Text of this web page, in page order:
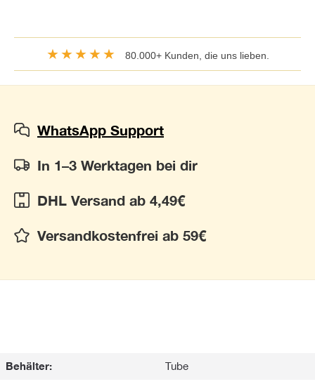
★★★★★ 80.000+ Kunden, die uns lieben.
WhatsApp Support
In 1–3 Werktagen bei dir
DHL Versand ab 4,49€
Versandkostenfrei ab 59€
Behälter: Tube